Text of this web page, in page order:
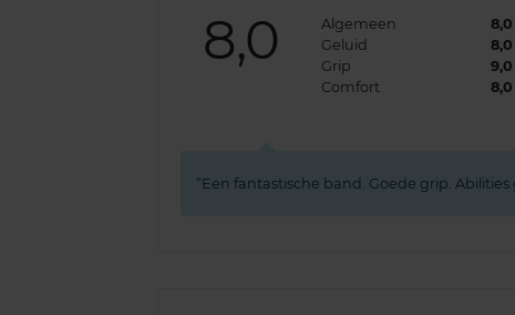
8,0 Algemeen
8,0
Geluid
8,0
Grip
9,0
Comfort
8,0
Een fantastische band. Goede grip.